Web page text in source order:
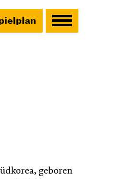
geboren